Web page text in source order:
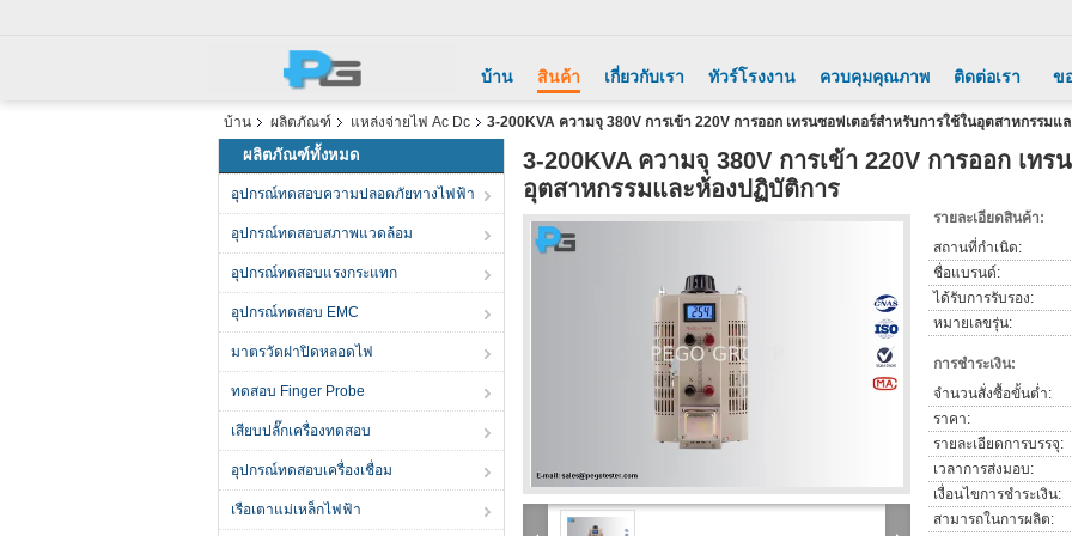
บ้าน สินค้า เกี่ยวกับเรา ทัวร์โรงงาน ควบคุมคุณภาพ ติดต่อเรา ข
บ้าน ผลิตภัณฑ์ แหล่งจ่ายไฟ Ac Dc 3-200KVA ความจุ 380V การเข้า 220V การออก เทรนซอฟเตอร์สําหรับการใช้ในอุตสาหกรรมแ
ผลิตภัณฑ์ทั้งหมด
อุปกรณ์ทดสอบความปลอดภัยทางไฟฟ้า
อุปกรณ์ทดสอบสภาพแวดล้อม
อุปกรณ์ทดสอบแรงกระแทก
อุปกรณ์ทดสอบ EMC
มาตรวัดฝาปิดหลอดไฟ
ทดสอบ Finger Probe
เสียบปลั๊กเครื่องทดสอบ
อุปกรณ์ทดสอบเครื่องเชื่อม
เรือเตาแม่เหล็กไฟฟ้า
3-200KVA ความจุ 380V การเข้า 220V การออก เท
อุตสาหกรรมและห้องปฏิบัติการ
รายละเอียดสินค้า:
สถานที่กำเนิด:
ชื่อแบรนด์:
ได้รับการรับรอง:
หมายเลขรุ่น:
การชำระเงิน:
จำนวนสั่งซื้อขั้นต่ำ:
ราคา:
รายละเอียดการบรรจุ:
เวลาการส่งมอบ:
เงื่อนไขการชำระเงิน:
สามารถในการผลิต: